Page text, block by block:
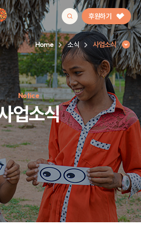
후원하기
이스#캠페인#팬덤후원
Home 소식 사업소식
Notice
업소식